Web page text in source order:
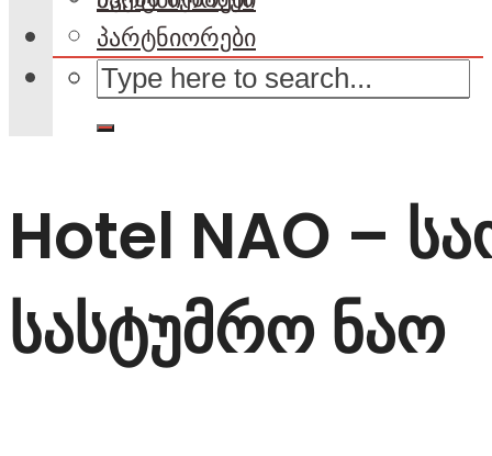
პარტნიორები
Hotel NAO –
სასტუმრო ნაო